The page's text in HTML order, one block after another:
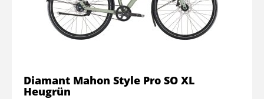
Diamant Mahon Style Pro SO XL
Heugrün